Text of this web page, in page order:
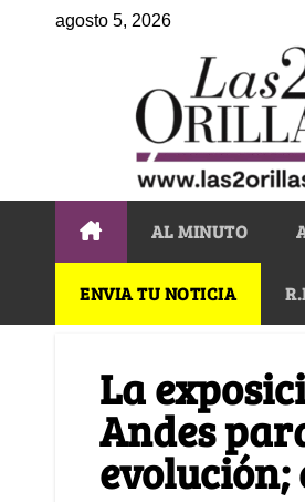
agosto 5, 2026
AL MINUTO
ENVIA TU NOTICIA
La
Andes
evolución;